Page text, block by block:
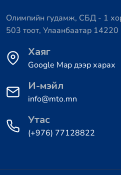
Олимпийн гудамж, СБД - 1
503 тоот, Улаанбаатар 14220
Хаяг
Google Map дээр харах
И-мэйл
info@mto.mn
Утас
(+976) 77128822